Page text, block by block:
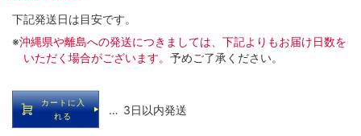
下記発送日は目安です。
※沖縄県や離島への発送につきましては、下記よりもお届け日数を
いただく場合がございます。 予めご了承ください。
カートに入
れる
… 3日以内発送